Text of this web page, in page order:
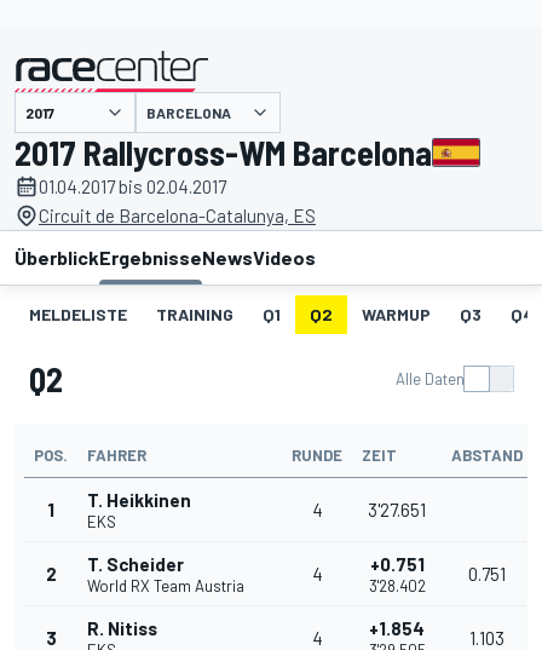
BARCELONA
2017 Rallycross-WM Barcelona
01.04.2017 bis 02.04.2017
Circuit de Barcelona-Catalunya, ES
ÜberblickErgebnisseNewsVideos
MELDELISTE TRAINING Q1 Q2 WARMUP Q3 Q4
Q2 Alle Daten
POS. FAHRER RUNDE ZEIT ABSTAND
1 T. Heikkinen
EKS
4 3'27.651
2 T. Scheider
World RX Team Austria
4 +0.751
3'28.402
0.751
3 R. Nitiss 4 +1.854 1.103